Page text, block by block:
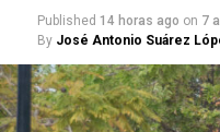
Published 14 horas ago on 7
By José Antonio Suárez